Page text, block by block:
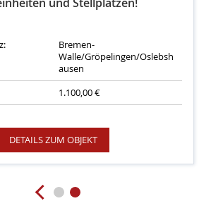
Bremen-
Walle/Gröpelingen/Oslebsh
ausen
1.100,00 €
DETAILS ZUM OBJEKT